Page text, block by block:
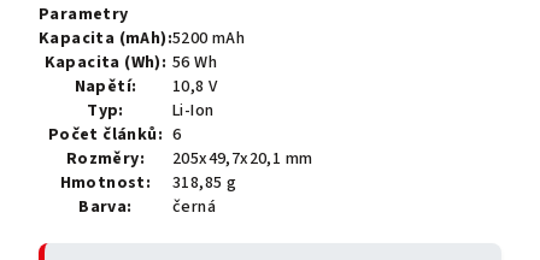
Parametry
Kapacita (mAh):5200 mAh
Kapacita (Wh): 56 Wh
Napětí:
10,8 V
Typ:
Li-Ion
Počet článků: 6
Rozměry:
205x49,7x20,1 mm
Hmotnost:
318,85 g
Barva:
černá